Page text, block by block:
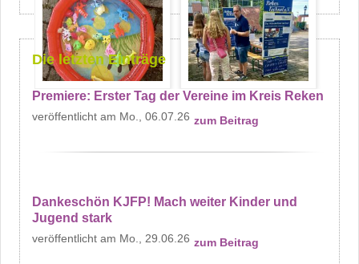
Die letzten Einträge
Premiere: Erster Tag der Vereine im Kreis Reken
Mo., 06.07.26 zum Beitrag
Dankeschön KJFP! Mach weiter Kinder und
Jugend stark
Mo., 29.06.26 zum Beitrag